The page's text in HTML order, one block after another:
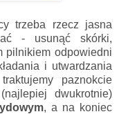
trzeba rzecz jasna
- usunąć skórki,
pilnikiem odpowiedni
i utwardzania
paznokcie
dwukrotnie)
, a na koniec